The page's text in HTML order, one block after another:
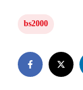
bs2000